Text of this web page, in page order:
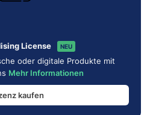
License NEU
oder digitale Produkte mit
Mehr Informationen
kaufen